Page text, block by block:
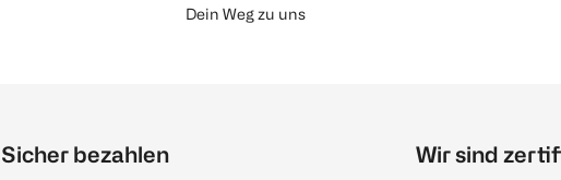
Dein Weg zu uns
Sicher bezahlen Wir sind